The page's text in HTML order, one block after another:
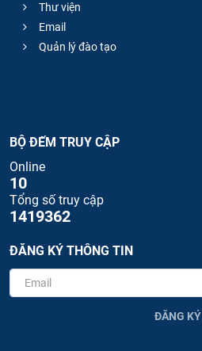
Thư viện
Email
Quản lý đào tạo
BỘ ĐẾM TRUY CẬP
Online
10
Tổng số truy cập
1419362
ĐĂNG KÝ THÔNG TIN
ĐĂNG KÝ